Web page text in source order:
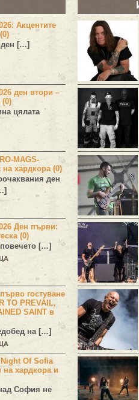
Акцентите
ден […]
ден втори –
(0)
цялата
MAGS-
на хардкора (0)
ден
Ден първи:
(0)
[…]
гостуване
TO PREVAIL,
SAINT в
на […]
Of Sofia
на хардкора и
София не